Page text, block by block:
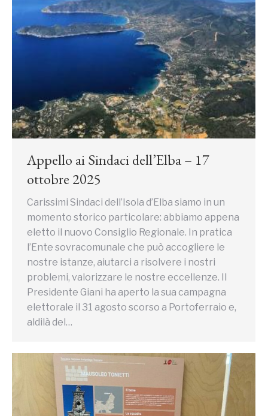
Appello ai Sindaci dell’Elba – 17
ottobre 2025
Carissimi Sindaci dell’Isola d’Elba siamo in un
momento storico particolare: abbiamo appena
eletto il nuovo Consiglio Regionale. In pratica
l’Ente sovracomunale che può accogliere le
nostre istanze, aiutarci a risolvere i nostri
problemi, valorizzare le nostre eccellenze. Il
Presidente Giani ha aperto la sua campagna
elettorale il 31 agosto scorso a Portoferraio e,
aldilà del…